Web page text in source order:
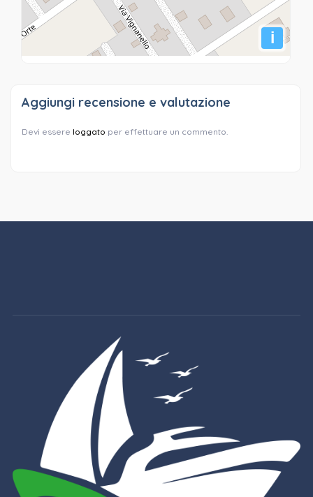
i
Aggiungi recensione e valutazione
Devi essere loggato per effettuare un commento.